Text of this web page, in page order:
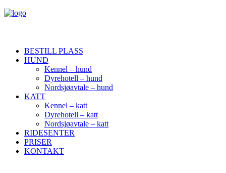
BESTILL PLASS
HUND
Kennel – hund
Dyrehotell – hund
Nordsjøavtale – hund
KATT
Kennel – katt
Dyrehotell – katt
Nordsjøavtale – katt
RIDESENTER
PRISER
KONTAKT